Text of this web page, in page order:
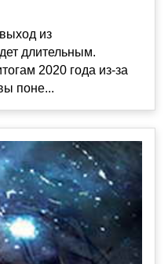
из
длительным.
2020 года из-за
поне...